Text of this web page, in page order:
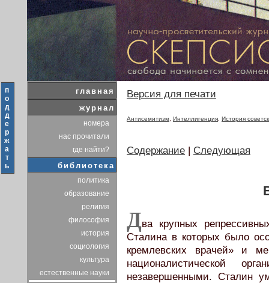
п
о
д
д
е
р
ж
а
т
ь
главная
журнал
номера
нас прочитали
где найти?
библиотека
политика
образование
религия
философия
история
социология
культура
естественные науки
Версия для печати
Антисемитизм Интеллигенция История
Содержание | Следующая
Два крупных
Сталина в которых было
кремлевских врачей» и
националистической
незавершенными. Сталин